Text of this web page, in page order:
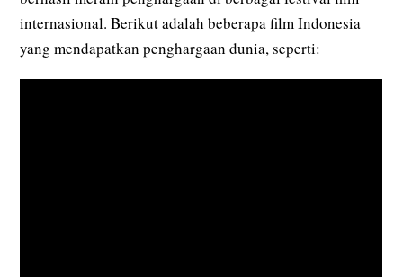
internasional. Berikut adalah beberapa film Indonesia
yang mendapatkan penghargaan dunia, seperti: